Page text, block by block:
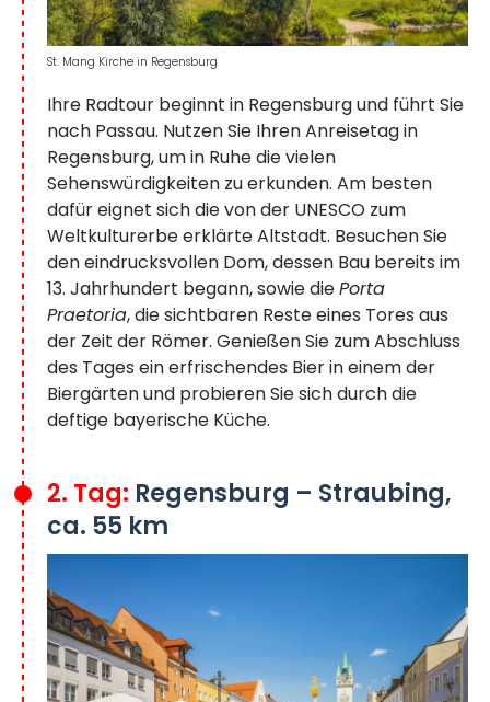
Ihre Radtour beginnt in Regensburg und führt Sie
nach Passau. Nutzen Sie Ihren Anreisetag in
Regensburg, um in Ruhe die vielen
Sehenswürdigkeiten zu erkunden. Am besten
dafür eignet sich die von der UNESCO zum
Weltkulturerbe erklärte Altstadt. Besuchen Sie
den eindrucksvollen Dom, dessen Bau bereits im
13. Jahrhundert begann, sowie diePorta
Praetoria, die sichtbaren Reste eines Tores aus
der Zeit der Römer. Genießen Sie zum Abschluss
des Tages ein erfrischendes Bier in einem der
Biergärten und probieren Sie sich durch die
deftige bayerische Küche.
St. Mang Kirche in Regensburg
2. Tag: Regensburg – Straubing,
ca. 55 km